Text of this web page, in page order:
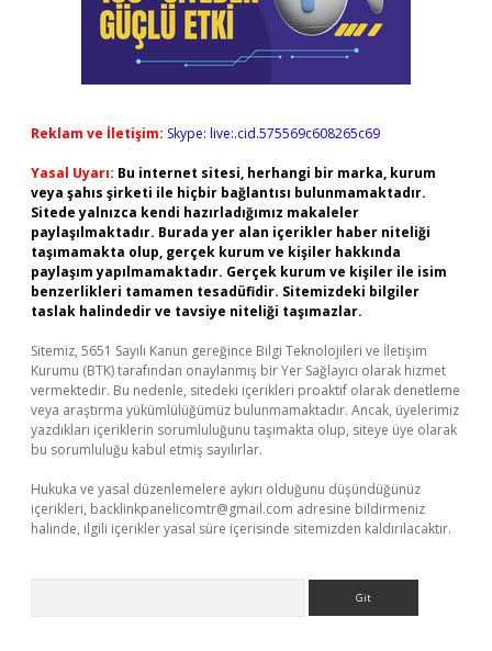
Reklam ve İletişim: Skype: live:.cid.575569c608265c69
Yasal Uyarı: Bu internet sitesi, herhangi bir marka, kurum
veya şahıs şirketi ile hiçbir bağlantısı bulunmamaktadır.
Sitede yalnızca kendi hazırladığımız makaleler
paylaşılmaktadır. Burada yer alan içerikler haber niteliği
taşımamakta olup, gerçek kurum ve kişiler hakkında
paylaşım yapılmamaktadır. Gerçek kurum ve kişiler ile isim
benzerlikleri tamamen tesadüfidir. Sitemizdeki bilgiler
taslak halindedir ve tavsiye niteliği taşımazlar.
Sitemiz, 5651 Sayılı Kanun gereğince Bilgi Teknolojileri ve İletişim
Kurumu (BTK) tarafından onaylanmış bir Yer Sağlayıcı olarak hizmet
vermektedir. Bu nedenle, sitedeki içerikleri proaktif olarak denetleme
veya araştırma yükümlülüğümüz bulunmamaktadır. Ancak, üyelerimiz
yazdıkları içeriklerin sorumluluğunu taşımakta olup, siteye üye olarak
bu sorumluluğu kabul etmiş sayılırlar.
Hukuka ve yasal düzenlemelere aykırı olduğunu düşündüğünüz
içerikleri, backlinkpanelicomtr@gmail.com adresine bildirmeniz
halinde, ilgili içerikler yasal süre içerisinde sitemizden kaldırılacaktır.